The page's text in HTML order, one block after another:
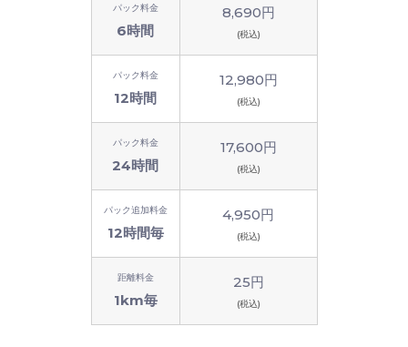
パック料金
6時間
8,690円
(税込)
パック料金
12時間
12,980円
(税込)
パック料金
24時間
17,600円
(税込)
パック追加料金
12時間毎
4,950円
(税込)
距離料金
1km毎
25円
(税込)